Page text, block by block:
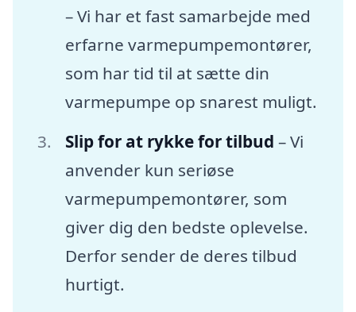
– Vi har et fast samarbejde med
erfarne varmepumpemontører,
som har tid til at sætte din
varmepumpe op snarest muligt.
Slip for at rykke for tilbud – Vi
anvender kun seriøse
varmepumpemontører, som
giver dig den bedste oplevelse.
Derfor sender de deres tilbud
hurtigt.